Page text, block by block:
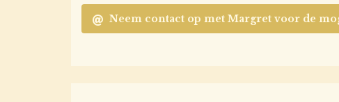
Neem contact op met Margret voor de